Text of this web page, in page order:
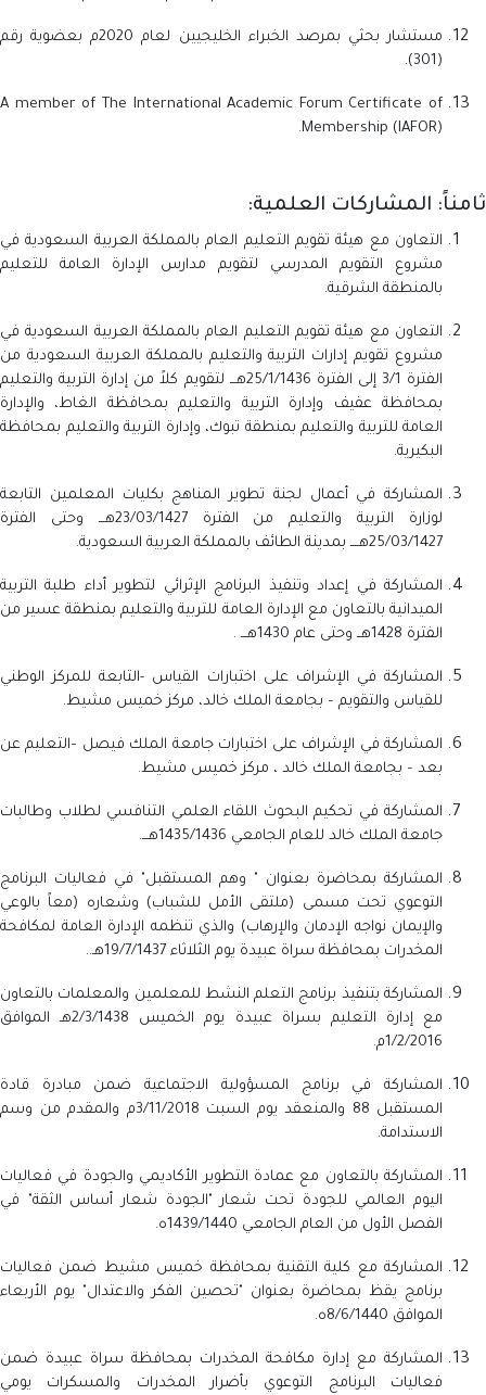
مستشار بحثي بمرصد الخبراء الخليجيين لعام 2020م بعضوية رقم
(301).
A member of The International Academic Forum Certificate of
Membership (IAFOR).
ثامناً: المشاركات العلمية:
التعاون مع هيئة تقويم التعليم العام بالمملكة العربية السعودية في
مشروع التقويم المدرسي لتقويم مدارس الإدارة العامة للتعليم
بالمنطقة الشرقية.
التعاون مع هيئة تقويم التعليم العام بالمملكة العربية السعودية في
مشروع تقويم إدارات التربية والتعليم بالمملكة العربية السعودية من
الفترة 3/1 إلى الفترة 25/1/1436هـــ لتقويم كلاً من إدارة التربية والتعليم
بمحافظة عفيف وإدارة التربية والتعليم بمحافظة الغاط، والإدارة
العامة للتربية والتعليم بمنطقة تبوك، وإدارة التربية والتعليم بمحافظة
البكيرية.
المشاركة في أعمال لجنة تطوير المناهج بكليات المعلمين التابعة
لوزارة التربية والتعليم من الفترة 23/03/1427هـــ وحتى الفترة
25/03/1427هــــ بمدينة الطائف بالمملكة العربية السعودية.
المشاركة في إعداد وتنفيذ البرنامج الإثرائي لتطوير أداء طلبة التربية
الميدانية بالتعاون مع الإدارة العامة للتربية والتعليم بمنطقة عسير من
الفترة 1428هــ وحتى عام 1430هـــ .
المشاركة في الإشراف على اختبارات القياس -التابعة للمركز الوطني
للقياس والتقويم – بجامعة الملك خالد، مركز خميس مشيط.
المشاركة في الإشراف على اختبارات جامعة الملك فيصل –التعليم عن
بعد – بجامعة الملك خالد ، مركز خميس مشيط.
المشاركة في تحكيم البحوث اللقاء العلمي التنافسي لطلاب وطالبات
جامعة الملك خالد للعام الجامعي 1435/1436هـــ.
المشاركة بمحاضرة بعنوان " وهم المستقبل" في فعاليات البرنامج
التوعوي تحت مسمى (ملتقى الأمل للشباب) وشعاره (معاً بالوعي
والإيمان نواجه الإدمان والإرهاب) والذي تنظمه الإدارة العامة لمكافحة
المخدرات بمحافظة سراة عبيدة يوم الثلاثاء 19/7/1437هـ..
المشاركة بتنفيذ برنامج التعلم النشط للمعلمين والمعلمات بالتعاون
مع إدارة التعليم بسراة عبيدة يوم الخميس 2/3/1438هـ الموافق
1/2/2016م.
المشاركة في برنامج المسؤولية الاجتماعية ضمن مبادرة قادة
المستقبل 88 والمنعقد يوم السبت 3/11/2018م والمقدم من وسم
الاستدامة.
المشاركة بالتعاون مع عمادة التطوير الأكاديمي والجودة في فعاليات
اليوم العالمي للجودة تحت شعار "الجودة شعار أساس الثقة" في
الفصل الأول من العام الجامعي 1439/1440ه.
المشاركة مع كلية التقنية بمحافظة خميس مشيط ضمن فعاليات
برنامج يقظ بمحاضرة بعنوان "تحصين الفكر والاعتدال" يوم الأربعاء
الموافق 8/6/1440ه.
المشاركة مع إدارة مكافحة المخدرات بمحافظة سراة عبيدة ضمن
فعاليات البرنامج التوعوي بأضرار المخدرات والمسكرات يومي